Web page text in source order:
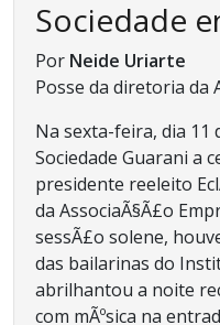
Sociedade
Por Neide Uriarte
Posse da diretoria da
Na sexta-feira, dia 11
Sociedade Guarani a
presidente reeleito
da AssociaÃ§Ã£o
sessÃ£o solene,
das bailarinas do
abrilhantou a noite
com mÃºsica na